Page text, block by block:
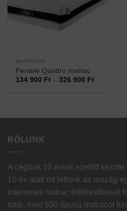
MATRACOK
Pentele Quattro matrac
134 900 Ft – 326 900 Ft
RÓLUNK
A cégünk 10 évvel ezelőtt
10 év alatt mi lettünk az ország
internetes matrac értékesítéssel
több, mint 500 típusú matracot